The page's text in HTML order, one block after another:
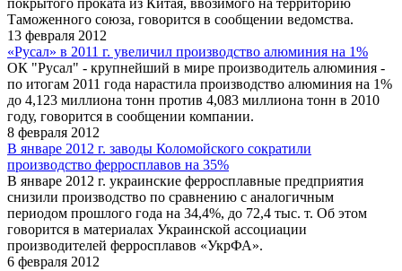
Таможенного союза, говорится в сообщении ведомства.
13 февраля 2012
«Русал» в 2011 г. увеличил производство алюминия на 1%
ОК "Русал" - крупнейший в мире производитель алюминия -
по итогам 2011 года нарастила производство алюминия на 1%
до 4,123 миллиона тонн против 4,083 миллиона тонн в 2010
году, говорится в сообщении компании.
8 февраля 2012
В январе 2012 г. заводы Коломойского сократили
производство ферросплавов на 35%
В январе 2012 г. украинские ферросплавные предприятия
снизили производство по сравнению с аналогичным
периодом прошлого года на 34,4%, до 72,4 тыс. т. Об этом
говорится в материалах Украинской ассоциации
производителей ферросплавов «УкрФА».
6 февраля 2012